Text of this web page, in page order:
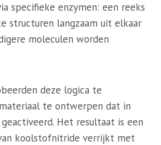
specifieke enzymen: een reeks
structuren langzaam uit elkaar
moleculen worden
deze logica te
te ontwerpen dat in
Het resultaat is een
koolstofnitride verrijkt met